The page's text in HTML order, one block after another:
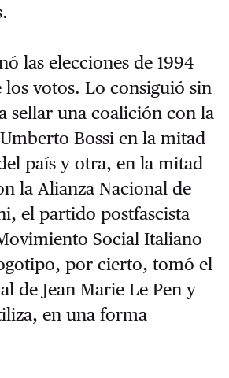
las elecciones de 1994
los votos. Lo consiguió sin
sellar una coalición con la
Bossi en la mitad
país y otra, en la mitad
la Alianza Nacional de
el partido postfascista
Social Italiano
por cierto, tomó el
de Jean Marie Le Pen y
en una forma